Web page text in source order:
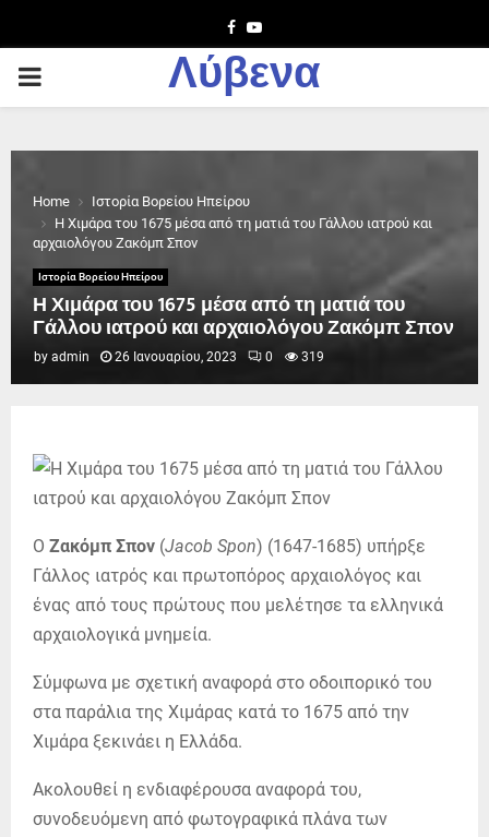
Facebook
Youtube
PRIMARY
Λύβενα
Home
Ιστορία Βορείου Ηπείρου
Η Χιμάρα του 1675 μέσα από τη ματιά του Γάλλου ιατρού και
αρχαιολόγου Ζακόμπ Σπον
Ιστορία Βορείου Ηπείρου
Η Χιμάρα του 1675 μέσα από τη ματιά του
Γάλλου ιατρού και αρχαιολόγου Ζακόμπ Σπον
by admin 26 Ιανουαρίου, 2023 0 319
Ο Ζακόμπ Σπον (Jacob Spon) (1647-1685) υπήρξε
Γάλλος ιατρός και πρωτοπόρος αρχαιολόγος και
ένας από τους πρώτους που μελέτησε τα ελληνικά
αρχαιολογικά μνημεία.
Σύμφωνα με σχετική αναφορά στο οδοιπορικό του
στα παράλια της Χιμάρας κατά το 1675 από την
Χιμάρα ξεκινάει η Ελλάδα.
Ακολουθεί η ενδιαφέρουσα αναφορά του,
συνοδευόμενη από φωτογραφικά πλάνα των